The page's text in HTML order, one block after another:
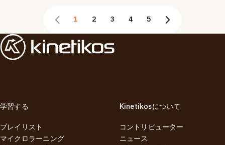
限定ですから、ちょっとだけ慌ててくださいね〜！ 👉 Dr.エミ
リーのイベント詳細はこちら
るのだと思います。✨ キネティコスMOVEPROウェビナーシリ
ーズでは、6月と9月に足底腱膜に注目した2つのウェビナーを
お届けします： 🦶 6月の「アスレチックアーチ：足底腱膜がい
かにスピード、安定性、パワーを生み出すのか」では、ランや
チへの過負荷：足底腱膜炎はなぜ起こるのか その原因と解決
策」では、足部の問題としてよく見られるにも関わらず誤解さ
れがちな足底腱膜痛を、様々な視点から捉え、理解を深めた上
で、一時凌ぎではない長期的な回復戦略のアイデアをシェアし
1 2 3 4 5
学習する
プレイリスト
マイクロラーニング
Kinetikosについて
コントリビューター
ニュース